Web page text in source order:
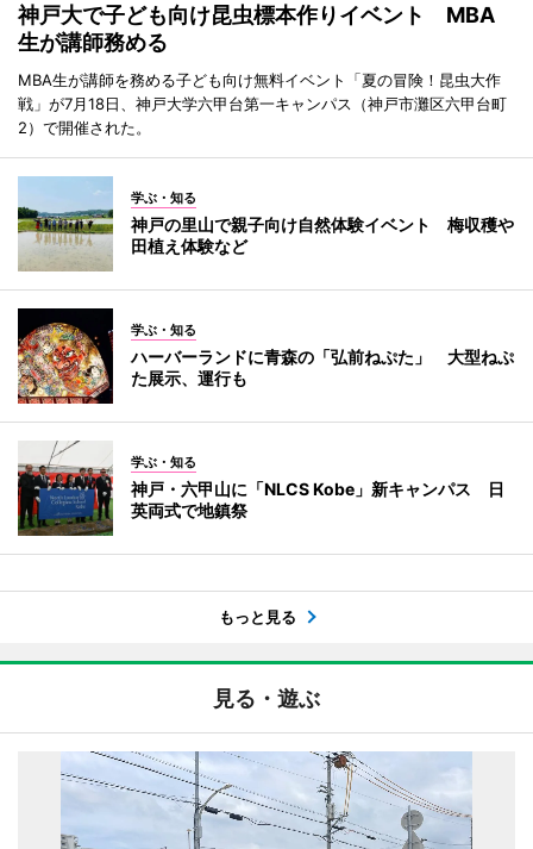
神戸大で子ども向け昆虫標本作りイベント MBA
生が講師務める
MBA生が講師を務める子ども向け無料イベント「夏の冒険！昆虫大作
戦」が7月18日、神戸大学六甲台第一キャンパス（神戸市灘区六甲台町
2）で開催された。
学ぶ・知る
神戸の里山で親子向け自然体験イベント 梅収穫や
田植え体験など
学ぶ・知る
ハーバーランドに青森の「弘前ねぷた」 大型ねぷ
た展示、運行も
学ぶ・知る
神戸・六甲山に「NLCS Kobe」新キャンパス 日
英両式で地鎮祭
もっと見る
見る・遊ぶ